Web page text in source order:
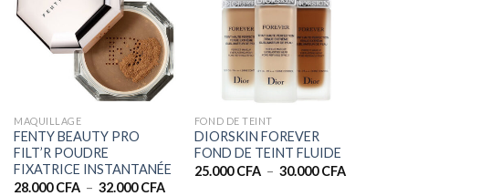
MAQUILLAGE
FENTY BEAUTY PRO
FILT’R POUDRE
FIXATRICE INSTANTANÉE
28.000CFA – 32.000CFAPlage
FOND DE TEINT
DIORSKIN FOREVER
FOND DE TEINT FLUIDE
25.000CFA – 30.000CFAPlage